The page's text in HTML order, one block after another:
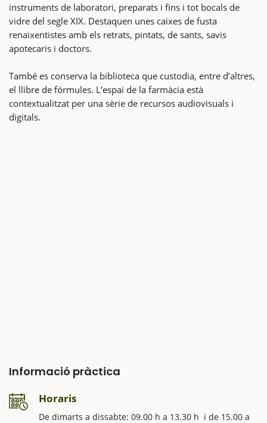
instruments de laboratori, preparats i fins i tot bocals de
vidre del segle XIX. Destaquen unes caixes de fusta
renaixentistes amb els retrats, pintats, de sants, savis
apotecaris i doctors.
També es conserva la biblioteca que custodia, entre d’altres,
el llibre de fórmules. L’espai de la farmàcia està
contextualitzat per una sèrie de recursos audiovisuals i
digitals.
Informació pràctica
Horaris
De dimarts a dissabte: 09.00 h a 13.30 h i de 15.00 a